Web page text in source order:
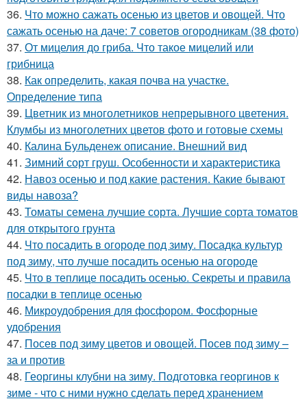
36. Что можно сажать осенью из цветов и овощей. Что
сажать осенью на даче: 7 советов огородникам (38 фото)
37. От мицелия до гриба. Что такое мицелий или
грибница
38. Как определить, какая почва на участке.
Определение типа
39. Цветник из многолетников непрерывного цветения.
Клумбы из многолетних цветов фото и готовые схемы
40. Калина Бульденеж описание. Внешний вид
41. Зимний сорт груш. Особенности и характеристика
42. Навоз осенью и под какие растения. Какие бывают
виды навоза?
43. Томаты семена лучшие сорта. Лучшие сорта томатов
для открытого грунта
44. Что посадить в огороде под зиму. Посадка культур
под зиму, что лучше посадить осенью на огороде
45. Что в теплице посадить осенью. Секреты и правила
посадки в теплице осенью
46. Микроудобрения для фосфором. Фосфорные
удобрения
47. Посев под зиму цветов и овощей. Посев под зиму –
за и против
48. Георгины клубни на зиму. Подготовка георгинов к
зиме - что с ними нужно сделать перед хранением